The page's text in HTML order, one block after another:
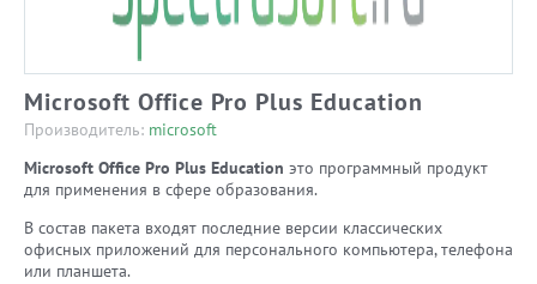
Microsoft Office Pro Plus Education
Производитель: microsoft
Microsoft Office Pro Plus Education это программный продукт
для применения в сфере образования.
В состав пакета входят последние версии классических
офисных приложений для персонального компьютера, телефона
или планшета.